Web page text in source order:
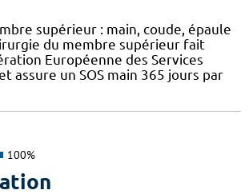
supérieur : main, coude, épaule
du membre supérieur fait
Européenne des Services
assure un SOS main 365 jours par
100%